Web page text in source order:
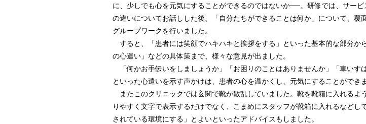
に、少しでも心を元気にすることができるのではないか──。研修では、サー
の違いについてお話しした後、「自分たちができることは何か」について、覆
グループワークを行いました。
すると、「患者には笑顔でハキハキと挨拶をする」といった基本的な部分か
の心遣い」などの具体策まで、様々な意見が出ました。
「何かお手伝いをしましょうか」「お困りのことはありませんか」「車いす
といった心遣いを示す声かけは、患者の心を温かくし、元気にすることができま
またこのクリニックでは玄関で靴が散乱していました。靴を靴箱に入れるよ
りやすく文字で表示するだけでなく、こまめにスタッフが靴箱に入れるなどし
されている環境にする」とよいといったアドバイスもしました。